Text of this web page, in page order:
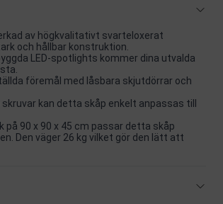
av högkvalitativt svarteloxerat
och hållbar konstruktion.
LED-spotlights kommer dina utvalda
föremål med låsbara skjutdörrar och
kan detta skåp enkelt anpassas till
90 x 90 x 45 cm passar detta skåp
Den väger 26 kg vilket gör den lätt att